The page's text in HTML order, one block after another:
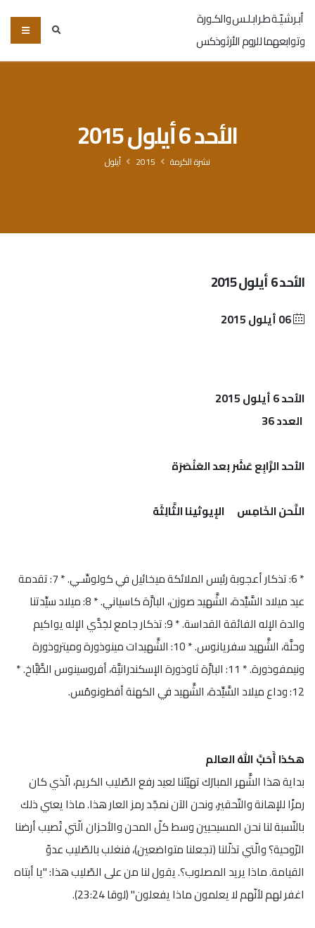
أبـرشـيّـة طـرابـلـس والكـورة
وتوابعهما للروم الأرثوذكس
الأحد 6 أيلول 2015
نشرة الكرمة 2015 أيلول
الأحد 6 أيلول 2015
الأحد 6 أيلول 2015
العدد 36
الأحد الرَّابِع عَشَر بعد العَنْصَرَة
اللَّحن الخَامِس الإيوثينا الثَّالِثَة
* 6: تذكار أعجوبة رئيس الملائكة ميخائيل في كولوسِّـي. * 7: تقدمة
عيد ميلاد السَّيِّدة، الشَّهيد صوزن، البارَّة كاسياني. * 8: ميلاد سيِّدتنا
والدة الإله الفائقة القداسة. * 9: تذكار جامع لجَدَّي الإله يواكيم
وحنَّة، الشَّهيد سفريانوس. * 10: الشَّهيدات مينوذورة وميتروذورة
ونيمفوذورة. * 11: البارَّة ثاوذورة الإسكندرانيَّة، أفروسينوس الطَّبَّاخ. *
12: وداع ميلاد السَّيِّدة، الشَّهيد في الكهنة أفطونومُس.
هكذا أَحَبَّ اللهُ العالم
بداية هذا الشَّهر المبارَك تهيّئنا لعيد رفع الصّليب الكريم، الّذي كان
رمزًا للإهانة والتّحقير، ونحن الآن نمجّد رمز العار هذا. ماذا يعني ذلك
بالنّسبة لنا نحن المسيحيين وسط كلّ المحن والأحزان الّتي تُصيب أرضنا
الرّوحية؟ والّتي تذلّلنا (تجعلنا متواضعين)، فنغلب بالصّليب عدوّ
القيامة. ماذا يريد المصلوب؟. يقول لنا من على الصّليب هذا: "يا أبتاه
اغفر لهم لأنّهم لا يعلمون ماذا يفعلون" (لوقا 23:24).